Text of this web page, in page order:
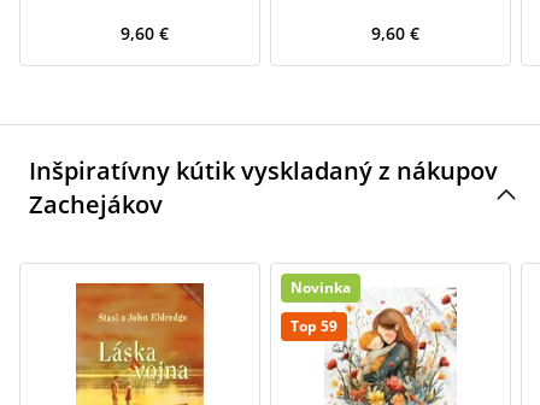
9,60 € 9,60 €
Inšpiratívny kútik vyskladaný z nákupov
Zachejákov
Novinka
Top 59